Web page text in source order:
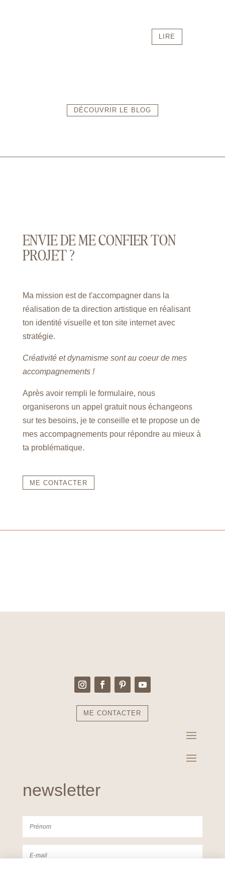
LIRE
DÉCOUVRIR LE BLOG
ENVIE DE ME CONFIER TON
PROJET ?
Ma mission est de t'accompagner dans la
réalisation de ta direction artistique en réalisant
ton identité visuelle et ton site internet avec
stratégie.
Créativité et dynamisme sont au coeur de mes
accompagnements !
Après avoir rempli le formulaire, nous
organiserons un appel gratuit nous échangeons
sur tes besoins, je te conseille et te propose un de
mes accompagnements pour répondre au mieux à
ta problématique.
ME CONTACTER
ME CONTACTER
newsletter